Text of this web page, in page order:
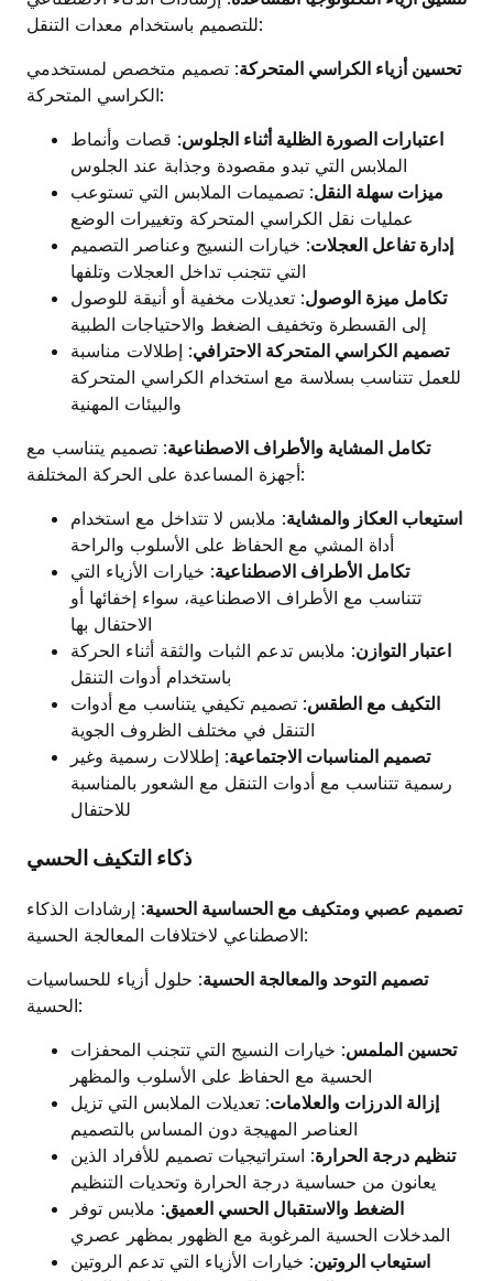
للتصميم باستخدام معدات التنقل:
تحسين أزياء الكراسي المتحركة: تصميم متخصص لمستخدمي
الكراسي المتحركة:
اعتبارات الصورة الظلية أثناء الجلوس: قصات وأنماط
الملابس التي تبدو مقصودة وجذابة عند الجلوس
ميزات سهلة النقل: تصميمات الملابس التي تستوعب
عمليات نقل الكراسي المتحركة وتغييرات الوضع
إدارة تفاعل العجلات: خيارات النسيج وعناصر التصميم
التي تتجنب تداخل العجلات وتلفها
تكامل ميزة الوصول: تعديلات مخفية أو أنيقة للوصول
إلى القسطرة وتخفيف الضغط والاحتياجات الطبية
تصميم الكراسي المتحركة الاحترافي: إطلالات مناسبة
للعمل تتناسب بسلاسة مع استخدام الكراسي المتحركة
والبيئات المهنية
تكامل المشاية والأطراف الاصطناعية: تصميم يتناسب مع
أجهزة المساعدة على الحركة المختلفة:
استيعاب العكاز والمشاية: ملابس لا تتداخل مع استخدام
أداة المشي مع الحفاظ على الأسلوب والراحة
تكامل الأطراف الاصطناعية: خيارات الأزياء التي
تتناسب مع الأطراف الاصطناعية، سواء إخفائها أو
الاحتفال بها
اعتبار التوازن: ملابس تدعم الثبات والثقة أثناء الحركة
باستخدام أدوات التنقل
التكيف مع الطقس: تصميم تكيفي يتناسب مع أدوات
التنقل في مختلف الظروف الجوية
تصميم المناسبات الاجتماعية: إطلالات رسمية وغير
رسمية تتناسب مع أدوات التنقل مع الشعور بالمناسبة
للاحتفال
ذكاء التكيف الحسي
تصميم عصبي ومتكيف مع الحساسية الحسية: إرشادات الذكاء
الاصطناعي لاختلافات المعالجة الحسية:
تصميم التوحد والمعالجة الحسية: حلول أزياء للحساسيات
الحسية:
تحسين الملمس: خيارات النسيج التي تتجنب المحفزات
الحسية مع الحفاظ على الأسلوب والمظهر
إزالة الدرزات والعلامات: تعديلات الملابس التي تزيل
العناصر المهيجة دون المساس بالتصميم
تنظيم درجة الحرارة: استراتيجيات تصميم للأفراد الذين
يعانون من حساسية درجة الحرارة وتحديات التنظيم
الضغط والاستقبال الحسي العميق: ملابس توفر
المدخلات الحسية المرغوبة مع الظهور بمظهر عصري
استيعاب الروتين: خيارات الأزياء التي تدعم الروتين